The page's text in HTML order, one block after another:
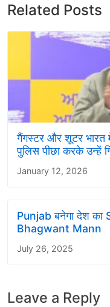
Related Posts
गैंगस्टर और शूटर भारत
पुलिस पीछा करके उन्हें
January 12, 2026
Punjab बनेगा देश
Bhagwant Mann
July 26, 2025
Leave a Reply